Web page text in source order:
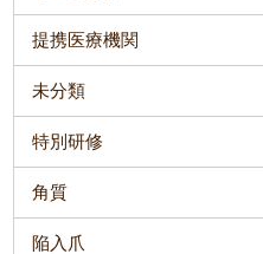
提携医療機関
未分類
特別研修
角質
陥入爪